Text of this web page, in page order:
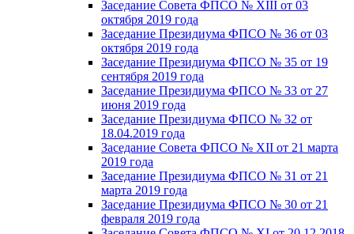
Заседание Совета ФПСО № XIII от 03
октября 2019 года
Заседание Президиума ФПСО № 36 от 03
октября 2019 года
Заседание Президиума ФПСО № 35 от 19
сентября 2019 года
Заседание Президиума ФПСО № 33 от 27
июня 2019 года
Заседание Президиума ФПСО № 32 от
18.04.2019 года
Заседание Совета ФПСО № XII от 21 марта
2019 года
Заседание Президиума ФПСО № 31 от 21
марта 2019 года
Заседание Президиума ФПСО № 30 от 21
февраля 2019 года